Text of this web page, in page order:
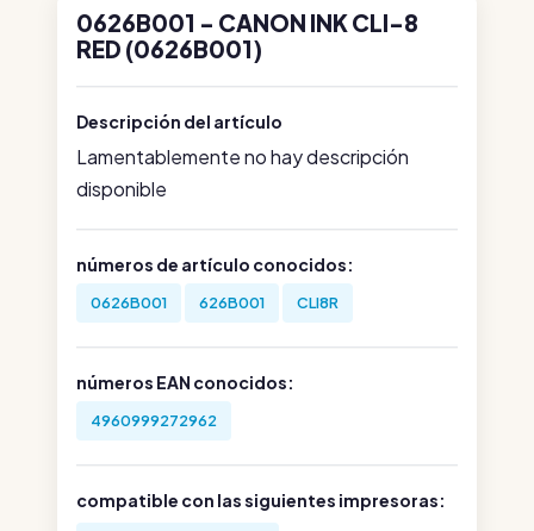
0626B001 - CANON INK CLI-8
RED (0626B001)
Descripción del artículo
Lamentablemente no hay descripción
disponible
números de artículo conocidos:
0626B001 626B001 CLI8R
números EAN conocidos:
4960999272962
compatible con las siguientes impresoras: